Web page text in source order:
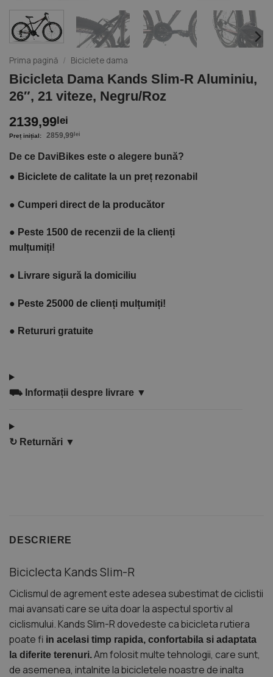
Prima pagină / Biciclete dama
Bicicleta Dama Kands Slim-R Aluminiu,
26″, 21 viteze, Negru/Roz
2139,99lei
2859,99 lei
De ce DaviBikes este o alegere bună?
● Biciclete de calitate la un preț rezonabil
● Cumperi direct de la producător
● Peste 1500 de recenzii de la clienți
mulțumiți!
● Livrare sigură la domiciliu
● Peste 25000 de clienți mulțumiți!
● Retururi gratuite
⛟ Informații despre livrare ▼
↻ Returnări ▼
DESCRIERE
Biciclecta Kands Slim-R
Ciclismul de agrement este adesea subestimat de ciclistii
mai avansati care se uita doar la aspectul sportiv al
ciclismului. Kands Slim-R dovedeste ca bicicleta rutiera
poate fi in acelasi timp rapida, confortabila si adaptata
la diferite terenuri.Am folosit multe tehnologii, care sunt,
de asemenea, intalnite la bicicletele noastre de inalta